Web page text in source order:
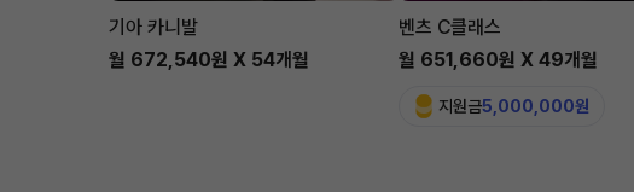
기아 카니발
월 672,540원 X 54개월
벤츠 C클래스
월 651,660원 X 49개월
지원금5,000,000원